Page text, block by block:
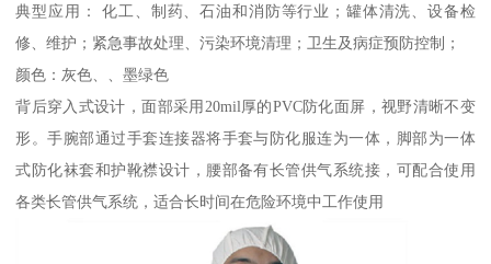
典型应用： 化工、制药、石油和消防等行业；罐体清洗、设备检
修、维护；紧急事故处理、污染环境清理；卫生及病症预防控制；
颜色：灰色、、墨绿色
背后穿入式设计，面部采用20mil厚的PVC防化面屏，视野清晰不变
形。手腕部通过手套连接器将手套与防化服连为一体，脚部为一体
式防化袜套和护靴襟设计，腰部备有长管供气系统接，可配合使用
各类长管供气系统，适合长时间在危险环境中工作使用